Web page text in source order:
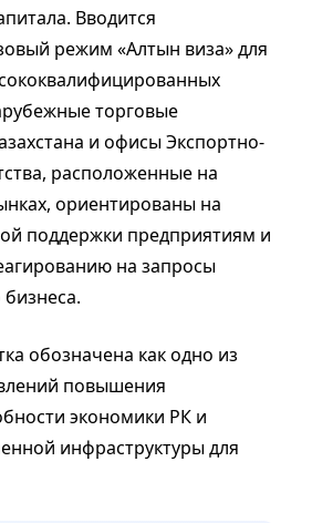
Вводится
режим «Алтын виза» для
торговые
и офисы Экспортно-
расположенные на
ориентированы на
поддержки предприятиям и
на запросы
обозначена как одно из
повышения
экономики РК и
инфраструктуры для